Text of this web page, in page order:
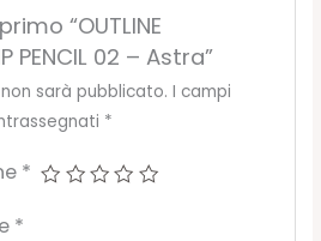
“OUTLINE
PENCIL 02 – Astra”
sarà pubblicato. I campi
*
*
*